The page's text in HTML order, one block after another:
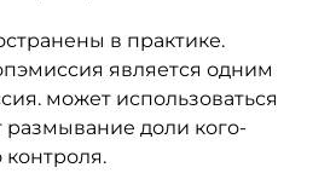
в практике.
является одним
может использоваться
размывание доли кого-